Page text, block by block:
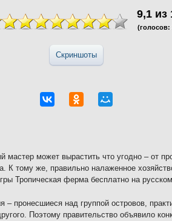
9,1 из
(голосов:
Скриншоты
может вырастить что угодно – от
К тому же, правильно налаженное
Тропическая ферма бесплатно на
пронесшиеся над группой островов,
Поэтому правительство объявило